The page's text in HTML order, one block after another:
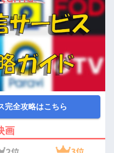
完全攻略はこちら
画